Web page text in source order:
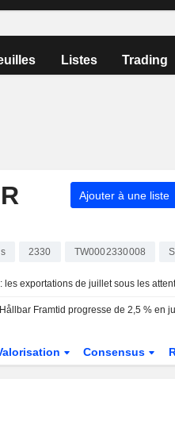
Listes Trading
Ajouter à une liste
2330 TW0002330008
Consensus